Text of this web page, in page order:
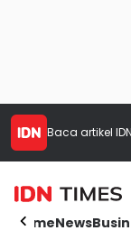
Baca artikel
HomeNews